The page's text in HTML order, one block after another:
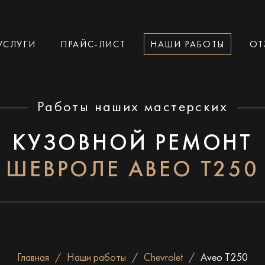
ПРАЙС-ЛИСТ НАШИ РАБОТЫ
Работы наших мастерских
КУЗОВНОЙ РЕМОНТ
ШЕВРОЛЕ АВЕО Т250
Главная Наши работы Chevrolet Aveo T250